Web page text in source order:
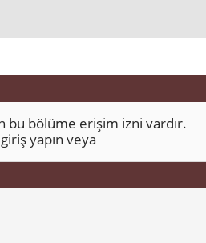
bu bölüme erişim izni vardır.
yapın veya